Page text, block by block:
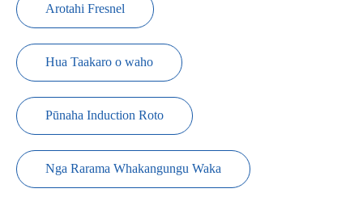
Arotahi Fresnel
Hua Taakaro o waho
Pūnaha Induction Roto
Nga Rarama Whakangungu Waka